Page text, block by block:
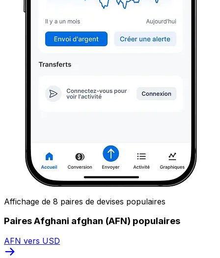
Affichage de 8 paires de devises populaires
Paires Afghani afghan (AFN) populaires
AFN vers USD